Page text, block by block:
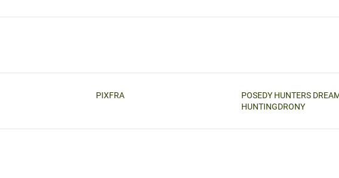
PIXFRA
POSEDY HUNTERS
HUNTINGDRONY